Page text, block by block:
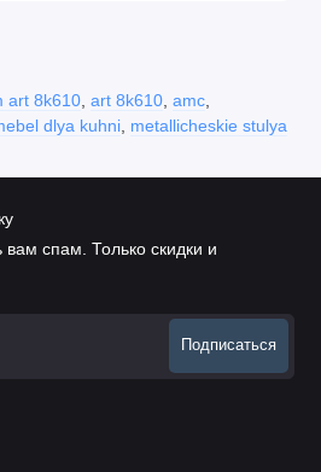
art 8k610, art 8k610, amc,
dlya kuhni, metallicheskie stulya
спам. Только скидки и
Подписаться